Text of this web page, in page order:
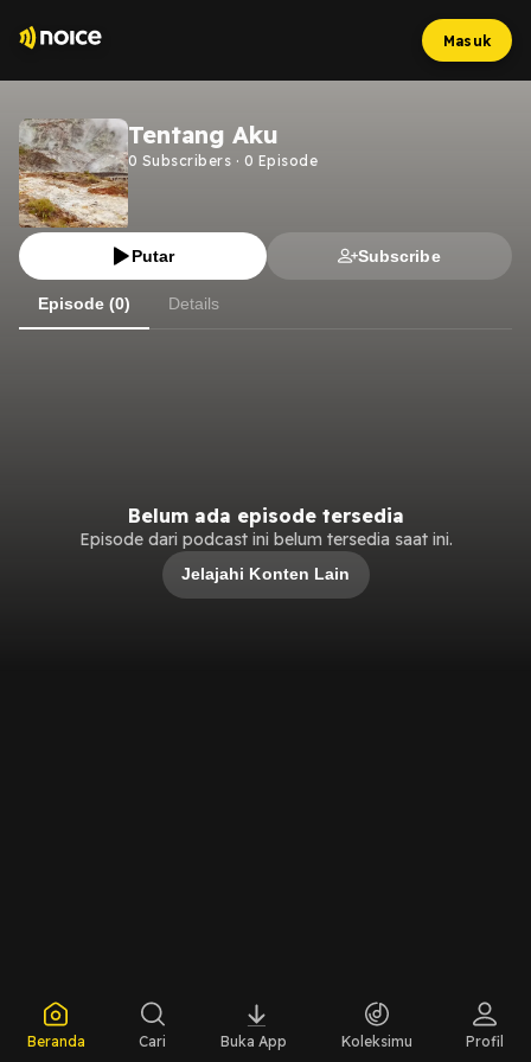
Masuk
Tentang Aku
0 Subscribers · 0 Episode
Putar Subscribe
Episode (0) Details
Belum ada episode tersedia
Episode dari podcast ini belum tersedia saat ini.
Jelajahi Konten Lain
Beranda Cari Buka App Koleksimu Profil